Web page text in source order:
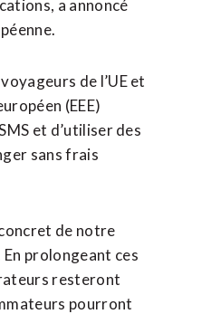
a annoncé
de l’UE et
(EEE)
et d’utiliser des
sans frais
de notre
prolongeant ces
resteront
pourront